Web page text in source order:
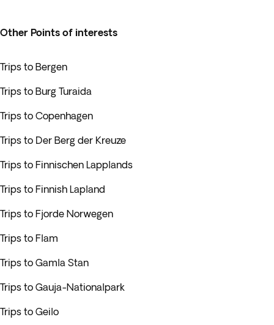
Other Points of interests
Trips to Bergen
Trips to Burg Turaida
Trips to Copenhagen
Trips to Der Berg der Kreuze
Trips to Finnischen Lapplands
Trips to Finnish Lapland
Trips to Fjorde Norwegen
Trips to Flam
Trips to Gamla Stan
Trips to Gauja-Nationalpark
Trips to Geilo